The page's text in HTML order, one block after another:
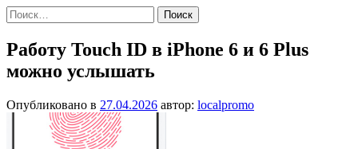
Найти:
Работу Touch ID в iPhone 6 и 6 Plus
можно услышать
Опубликовано в 27.04.2026 автор: localpromo